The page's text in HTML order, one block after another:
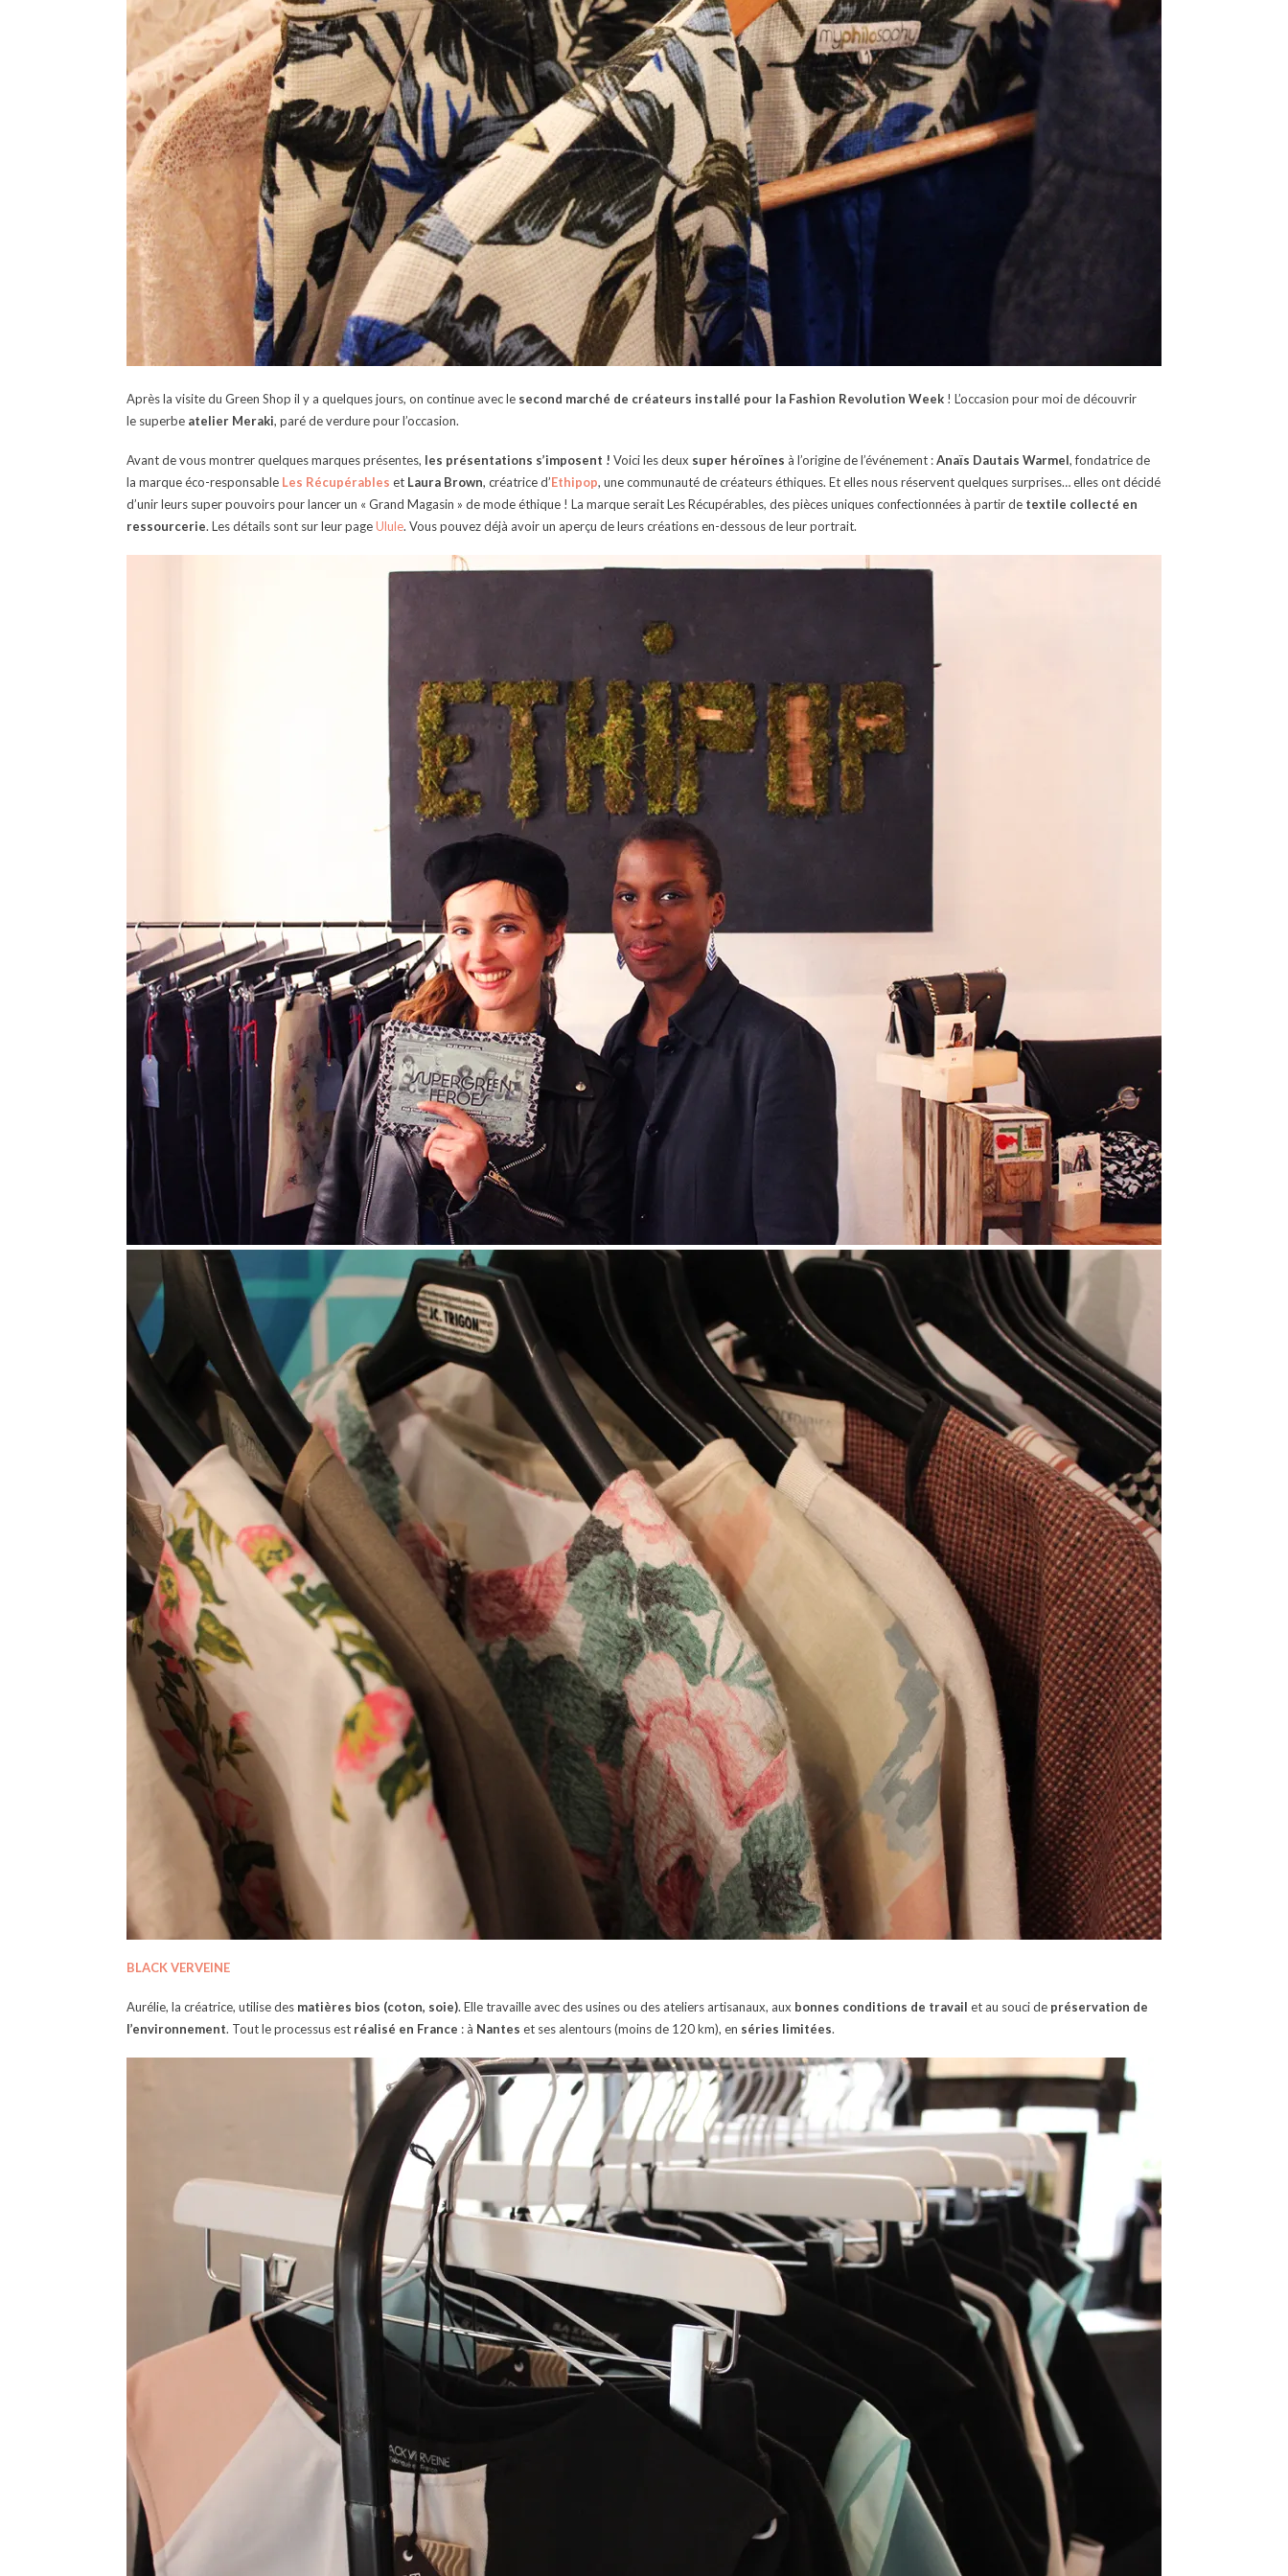
Après la visite du Green Shop il y a quelques jours, on continue avec le second marché de créateurs installé pour la Fashion Revolution Week ! L’occasion pour moi de découvrir
le superbe atelier Meraki, paré de verdure pour l’occasion.
Avant de vous montrer quelques marques présentes, les présentations s’imposent ! Voici les deux super héroïnes à l’origine de l’événement :Anaïs Dautais Warmel, fondatrice de
la marque éco-responsable Les Récupérables et Laura Brown, créatrice d’Ethipop, une communauté de créateurs éthiques. Et elles nous réservent quelques surprises… elles ont décidé
d’unir leurs super pouvoirs pour lancer un « Grand Magasin » de mode éthique ! La marque serait Les Récupérables, des pièces uniques confectionnées à partir de textile collecté en
ressourcerie. Les détails sont sur leur pageUlule. Vous pouvez déjà avoir un aperçu de leurs créations en-dessous de leur portrait.
BLACK VERVEINE
Aurélie, la créatrice, utilise des matières bios (coton, soie). Elle travaille avec des usines ou des ateliers artisanaux, aux bonnes conditions de travail et au souci de préservation de
l’environnement. Tout le processus est réalisé en France : à Nantes et ses alentours (moins de 120 km), en séries limitées.